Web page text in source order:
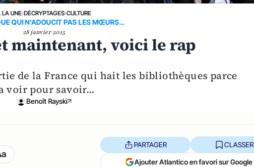
LA UNE›DÉCRYPTAGES›CULTURE
QUI N’ADOUCIT PAS LES MŒURS…
28 janvier 2015
maintenant, voici le rap
de la France qui hait les bibliothèques parce
voir pour savoir…
Benoît Rayski
PARTAGER CLASSER
Ajouter Atlantico en favori sur Google